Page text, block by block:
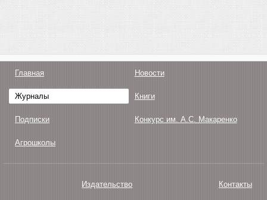
Главная Новости
Журналы Книги
Подписки Конкурс им. А.С. Макаренко
Агрошколы
Издательство Контакты